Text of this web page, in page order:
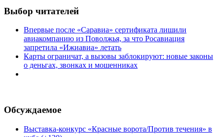
Выбор читателей
Впервые после «Саравиа» сертификата лишили
авиакомпанию из Поволжья, за что Росавиация
запретила «Ижиавиа» летать
Карты ограничат, а вызовы заблокируют: новые законы
о деньгах, звонках и мошенниках
Обсуждаемое
Выставка-конкурс «Красные ворота/Против течения» в